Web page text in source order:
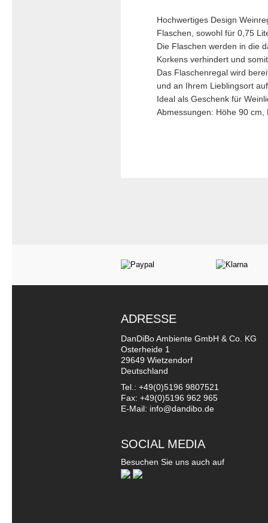
Hochwertiges Design
Flaschen, sowohl für 0,75
Die Flaschen werden in die
Korkens verhindert und
Das Flaschenregal wird
und an Ihrem Lieblingsort
Ideal als Geschenk für
Abmessungen: Höhe 90
ADRESSE
DanDiBo Ambiente GmbH & Co. KG
Osterheide 1
29649 Wietzendorf
Deutschland
Tel.: +49(0)5196 9807521
Fax: +49(0)5196 962 965
E-Mail: info@dandibo.de
SOCIAL MEDIA
Besuchen Sie uns auch auf